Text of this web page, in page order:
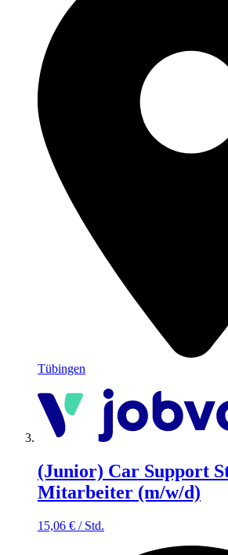
Tübingen
(Junior) Car Support
Mitarbeiter (m/w/d)
15,06 € / Std.